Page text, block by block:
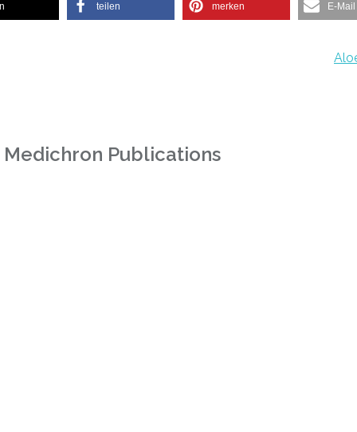
teilen merken E-Mail
Publications